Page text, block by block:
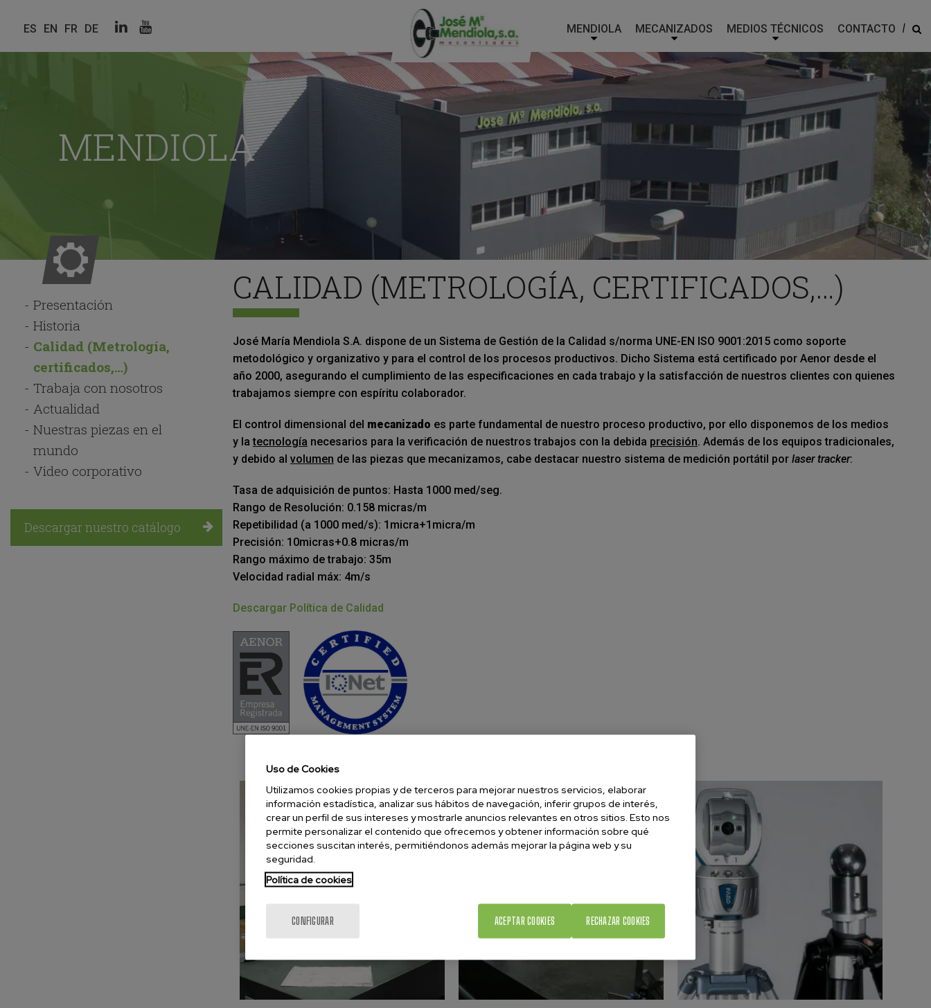
ES EN FR DE
Main
Menu
ES
MENDIOLA MECANIZADOS MEDIOS TÉCNICOS CONTACTO |
MENDIOLA
CALIDAD (METROLOGÍA, CERTIFICADOS,…)
José María Mendiola S.A. dispone de un Sistema de Gestión de la Calidad s/norma UNE-EN ISO 9001:2015 como soporte
metodológico y organizativo y para el control de los procesos productivos. Dicho Sistema está certificado por Aenor desde el
año 2000, asegurando el cumplimiento de las especificaciones en cada trabajo y la satisfacción de nuestros clientes con quienes
trabajamos siempre con espíritu colaborador.
El control dimensional del mecanizado es parte fundamental de nuestro proceso productivo, por ello disponemos de los medios
y latecnología necesarios para la verificación de nuestros trabajos con la debida precisión. Además de los equipos tradicionales,
y debido al volumen de las piezas que mecanizamos, cabe destacar nuestro sistema de medición portátil por laser tracker:
Tasa de adquisición de puntos: Hasta 1000 med/seg.
Rango de Resolución: 0.158 micras/m
Repetibilidad (a 1000 med/s): 1micra+1micra/m
Precisión: 10micras+0.8 micras/m
Rango máximo de trabajo: 35m
Velocidad radial máx: 4m/s
Descargar Política de Calidad
Navegación
principal
Presentación
Historia
Calidad (Metrología,
certificados,…)
Trabaja con nosotros
Actualidad
Nuestras piezas en el
mundo
Video corporativo
Descargar nuestro catálogo
Uso de Cookies
Utilizamos cookies propias y de terceros para mejorar nuestros servicios, elaborar
información estadística, analizar sus hábitos de navegación, inferir grupos de interés,
crear un perfil de sus intereses y mostrarle anuncios relevantes en otros sitios. Esto nos
permite personalizar el contenido que ofrecemos y obtener información sobre qué
secciones suscitan interés, permitiéndonos además mejorar la página web y su
seguridad.
Política de cookies
CONFIGURAR RECHAZAR COOKIES
ACEPTAR COOKIES